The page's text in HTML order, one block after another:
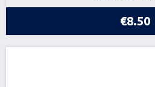
€8.50